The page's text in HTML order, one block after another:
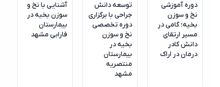
دوره آموزشی
نخ و سوزن
بخیه؛ گامی در
مسیر ارتقای
دانش کادر
درمان در اراک
توسعه دانش
جراحی با برگزاری
دوره تخصصی
نخ و سوزن
بخیه در
بیمارستان
منتصریه
مشهد
آشنایی با نخ و
سوزن بخیه در
بیمارستان
فارابی مشهد